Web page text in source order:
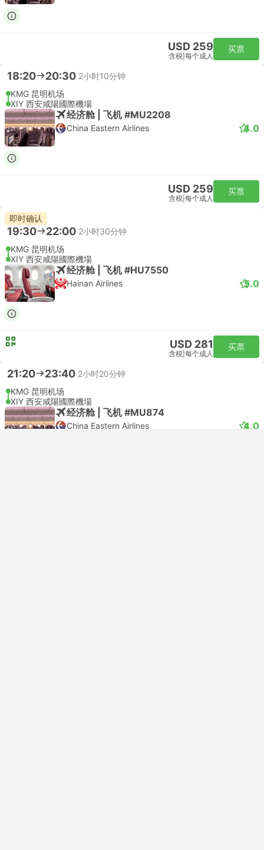
USD 259
含税 每个成人
买票
18:20 20:30 2小时10分钟
KMG 昆明机场
XIY 西安咸陽國際機場
经济舱 | 飞机 #MU2208
China Eastern Airlines 4.0
USD 259
含税 每个成人
买票
即时确认
19:30 22:00 2小时30分钟
KMG 昆明机场
XIY 西安咸陽國際機場
经济舱 | 飞机 #HU7550
Hainan Airlines 5.0
USD 281
含税 每个成人
买票
21:20 23:40 2小时20分钟
KMG 昆明机场
XIY 西安咸陽國際機場
经济舱 | 飞机 #MU874
China Eastern Airlines 4.0